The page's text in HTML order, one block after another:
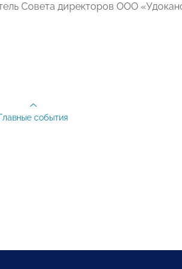
Совета директоров ООО
Главные события